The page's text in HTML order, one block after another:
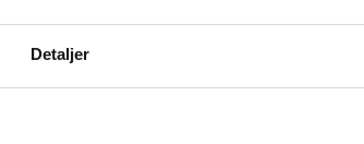
Detaljer